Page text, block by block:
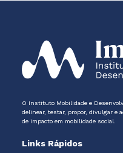
O Instituto Mobilidade e
delinear, testar, propor, divulgar e
de impacto em mobilidade social.
Links Rápidos